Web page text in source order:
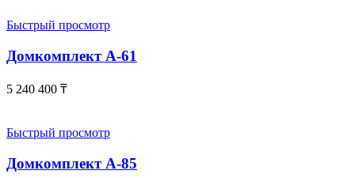
Быстрый просмотр
Домкомплект А-61
5 240 400 ₸
Быстрый просмотр
Домкомплект А-85